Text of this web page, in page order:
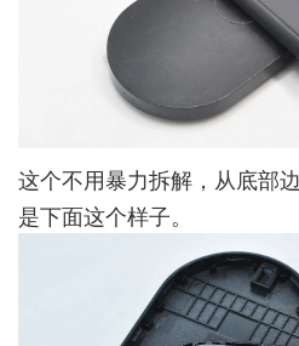
这个不用暴力拆解，从底部
是下面这个样子。